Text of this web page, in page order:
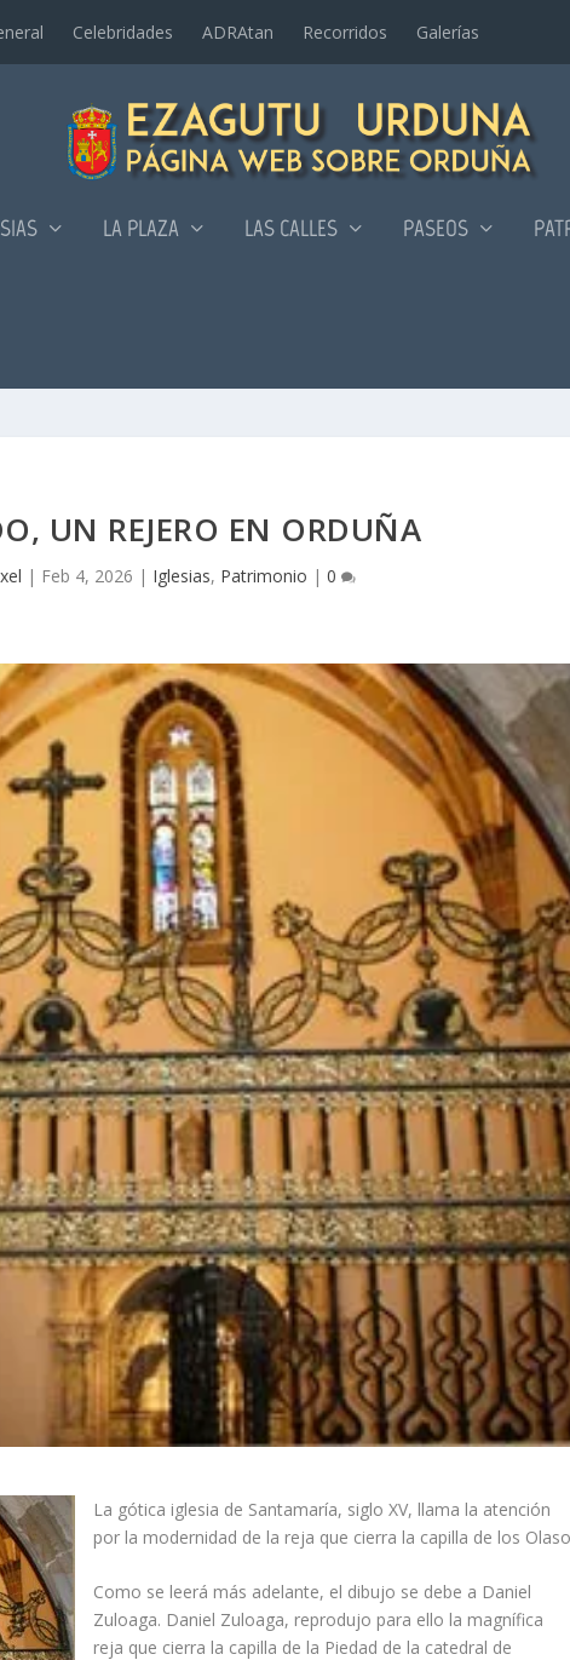
Celebridades ADRAtan Recorridos Galerí­as
LA PLAZA LAS CALLES PASEOS
UN REJERO EN ORDUÑA
| Feb 4, 2026 | Iglesias, Patrimonio | 0
La gótica iglesia de Santamarí­a, siglo XV, llama la atención
por la modernidad de la reja que cierra la capilla de los
Como se leerá más adelante, el dibujo se debe a Daniel
Zuloaga. Daniel Zuloaga, reprodujo para ello la magní­fica
reja que cierra la capilla de la Piedad de la catedral de